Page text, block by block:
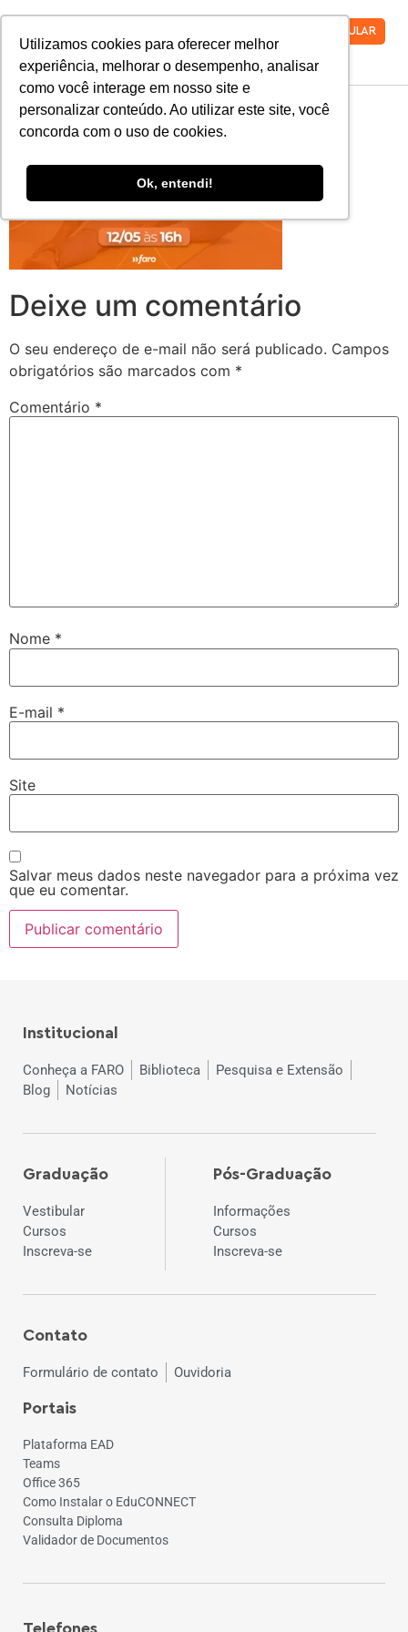
Utilizamos cookies para oferecer melhor
experiência, melhorar o desempenho, analisar
como você interage em nosso site e
personalizar conteúdo. Ao utilizar este site, você
concorda com o uso de cookies.
Ok, entendi!
VESTIBULAR
live 04 ok
Deixe um comentário
O seu endereço de e-mail não será publicado. Campos
obrigatórios são marcados com *
Comentário *
Nome *
E-mail *
Site
Salvar meus dados neste navegador para a próxima vez
que eu comentar.
Institucional
Conheça a FARO Biblioteca
Pesquisa e Extensão
Blog
Notícias
Graduação
Vestibular
Cursos
Inscreva-se
Pós-Graduação
Informações
Cursos
Inscreva-se
Contato
Formulário de contato Ouvidoria
Portais
Plataforma EAD
Teams
Office 365
Como Instalar o EduCONNECT
Consulta Diploma
Validador de Documentos